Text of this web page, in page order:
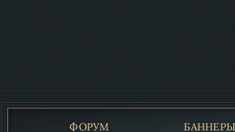
ФОРУМ БАННЕРЫ